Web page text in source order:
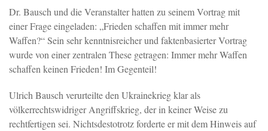
Dr. Bausch und die Veranstalter hatten zu seinem Vortrag mit
einer Frage eingeladen: „Frieden schaffen mit immer mehr
Waffen?“ Sein sehr kenntnisreicher und faktenbasierter Vortrag
wurde von einer zentralen These getragen: Immer mehr Waffen
schaffen keinen Frieden! Im Gegenteil!
Ulrich Bausch verurteilte den Ukrainekrieg klar als
völkerrechtswidriger Angriffskrieg, der in keiner Weise zu
rechtfertigen sei. Nichtsdestotrotz forderte er mit dem Hinweis auf